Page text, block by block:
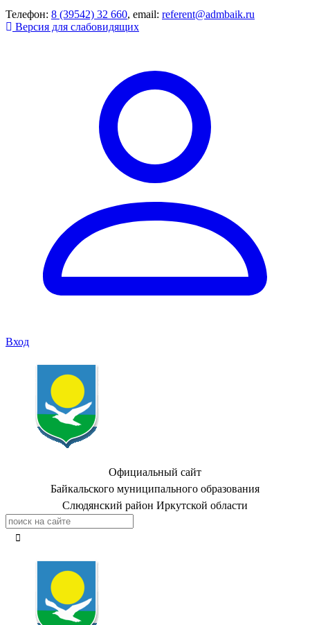
Телефон: 8 (39542) 32 660, email: referent@admbaik.ru
Версия для слабовидящих
Вход
Официальный сайт
Байкальского муниципального образования
Слюдянский район Иркутской области